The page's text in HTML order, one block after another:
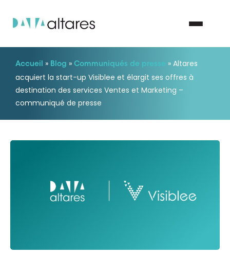
Nous contacter
Notre groupe
Accueil » Blog » Communiqués de presse » Altares
acquiert la start-up Visiblee et élargit ses offres à
destination des services Ventes et Marketing –
communiqué de presse